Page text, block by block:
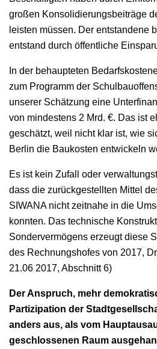
großen Konsolidierungsbeiträge
leisten müssen. Der entstandene
entstand durch öffentliche
In der behaupteten
zum Programm der
unserer Schätzung eine
von mindestens 2 Mrd. €. Das ist
geschätzt, weil nicht klar ist, wie
Berlin die Baukosten entwickeln
Es ist kein Zufall oder
dass die zurückgestellten Mittel
SIWANA nicht zeitnahe in die
konnten. Das technische
Sondervermögens erzeugt diese
des Rechnungshofes von 2017,
21.06 2017, Abschnitt 6)
Der Anspruch, mehr
Partizipation der
anders aus, als vom
geschlossenen Raum